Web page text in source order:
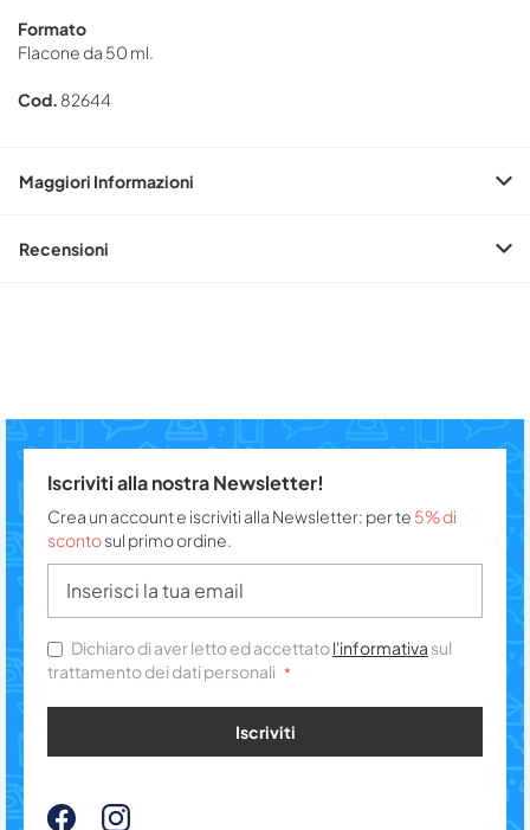
Formato
Flacone da 50 ml.
Cod. 82644
Maggiori Informazioni
Recensioni
Iscriviti alla nostra Newsletter!
Crea un account e iscriviti alla Newsletter: per te 5% di
scontosul primo ordine.
Dichiaro di aver letto ed accettatol'informativa sul
trattamento dei dati personali
Iscriviti